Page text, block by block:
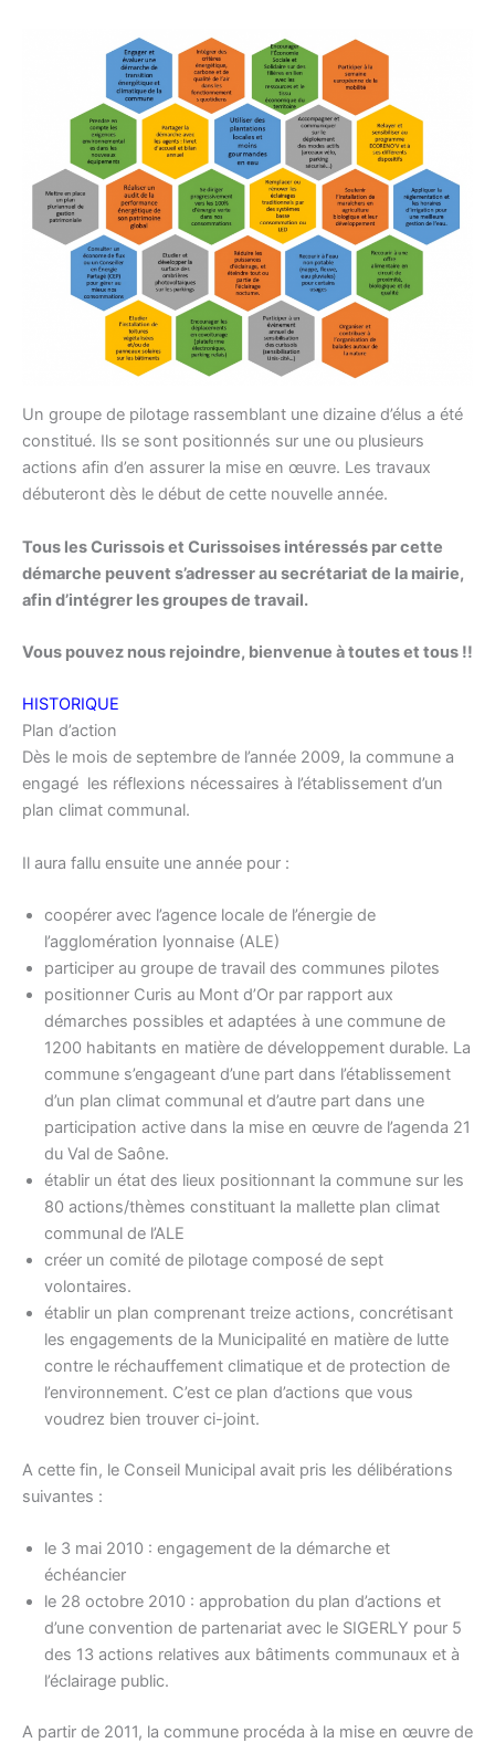
Un groupe de pilotage rassemblant une dizaine d’élus a été
constitué. Ils se sont positionnés sur une ou plusieurs
actions afin d’en assurer la mise en œuvre. Les travaux
débuteront dès le début de cette nouvelle année.
Tous les Curissois et Curissoises intéressés par cette
démarche peuvent s’adresser au secrétariat de la mairie,
afin d’intégrer les groupes de travail.
Vous pouvez nous rejoindre, bienvenue à toutes et tous !!
HISTORIQUE
Plan d’action
Dès le mois de septembre de l’année 2009, la commune a
engagé les réflexions nécessaires à l’établissement d’un
plan climat communal.
Il aura fallu ensuite une année pour :
coopérer avec l’agence locale de l’énergie de
l’agglomération lyonnaise (ALE)
participer au groupe de travail des communes pilotes
positionner Curis au Mont d’Or par rapport aux
démarches possibles et adaptées à une commune de
1200 habitants en matière de développement durable. La
commune s’engageant d’une part dans l’établissement
d’un plan climat communal et d’autre part dans une
participation active dans la mise en œuvre de l’agenda 21
du Val de Saône.
établir un état des lieux positionnant la commune sur les
80 actions/thèmes constituant la mallette plan climat
communal de l’ALE
créer un comité de pilotage composé de sept
volontaires.
établir un plan comprenant treize actions, concrétisant
les engagements de la Municipalité en matière de lutte
contre le réchauffement climatique et de protection de
l’environnement. C’est ce plan d’actions que vous
voudrez bien trouver ci-joint.
A cette fin, le Conseil Municipal avait pris les délibérations
suivantes :
le 3 mai 2010 : engagement de la démarche et
échéancier
le 28 octobre 2010 : approbation du plan d’actions et
d’une convention de partenariat avec le SIGERLY pour 5
des 13 actions relatives aux bâtiments communaux et à
l’éclairage public.
A partir de 2011, la commune procéda à la mise en œuvre de